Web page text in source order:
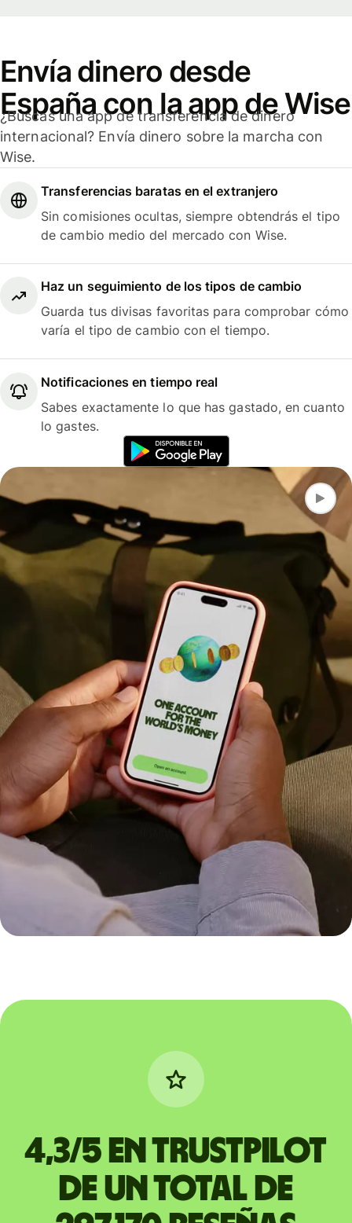
Envía dinero desde
España con la app de Wise
¿Buscas una app de transferencia de dinero
internacional? Envía dinero sobre la marcha con
Wise.
Transferencias baratas en el extranjero
Sin comisiones ocultas, siempre obtendrás el tipo
de cambio medio del mercado con Wise.
Haz un seguimiento de los tipos de cambio
Guarda tus divisas favoritas para comprobar cómo
varía el tipo de cambio con el tiempo.
Notificaciones en tiempo real
Sabes exactamente lo que has gastado, en cuanto
lo gastes.
4,3/5 en Trustpilot
de un total de